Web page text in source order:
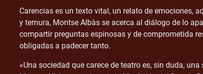
Carencias es un texto vital, un relato de emociones,
y ternura, Montse Albàs se acerca al diálogo de lo
compartir preguntas espinosas y de comprometida
obligadas a padecer tanto.
«Una sociedad que carece de teatro es, sin duda,